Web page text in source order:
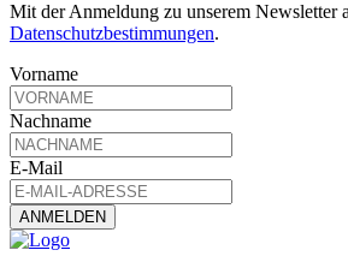
Mit der Anmeldung zu unserem Newsletter
Datenschutzbestimmungen.
Vorname
Nachname
E-Mail